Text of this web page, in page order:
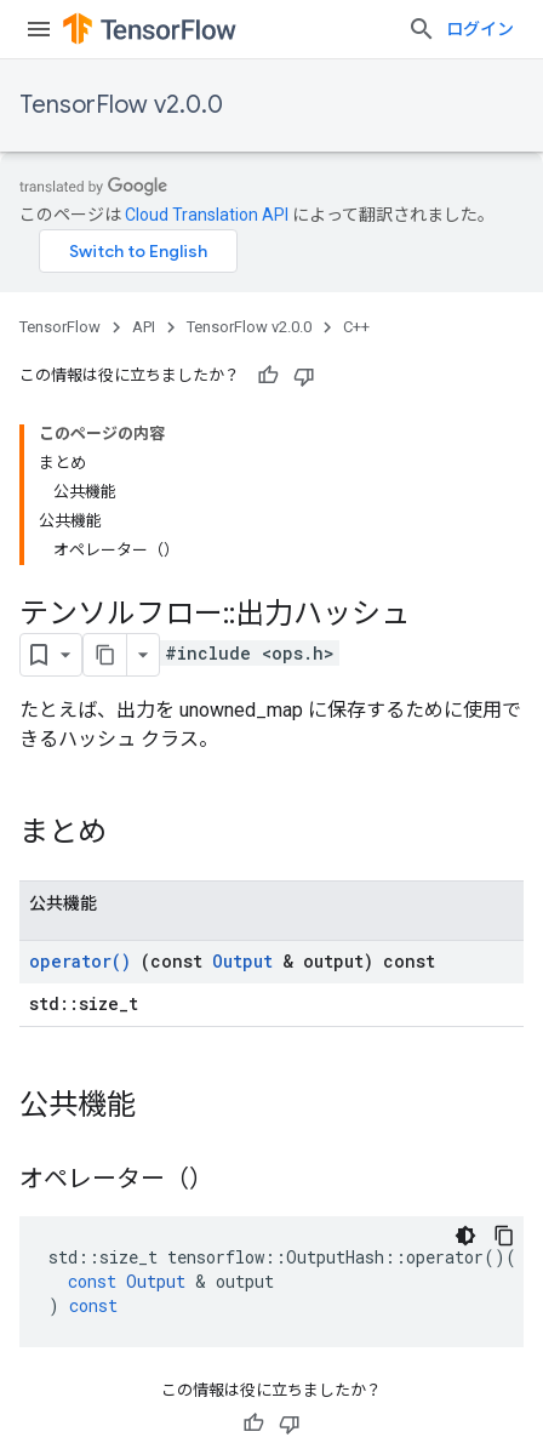
ログイン
TensorFlow v2.0.0
このページはCloud Translation API によって翻訳されました。
TensorFlow API TensorFlow v2.0.0 C++
この情報は役に立ちましたか？
このページの内容
まとめ
公共機能
公共機能
オペレーター（）
テンソルフロー::出力ハッシュ
#include <ops.h>
たとえば、出力を unowned_map に保存するために使用で
きるハッシュ クラス。
まとめ
公共機能
operator( ) (const Output & output) const
std::size_t
公共機能
オペレーター（）
std :: size_t tensorflow ::OutputHash ::operator()(
const Output & output
) const
この情報は役に立ちましたか？